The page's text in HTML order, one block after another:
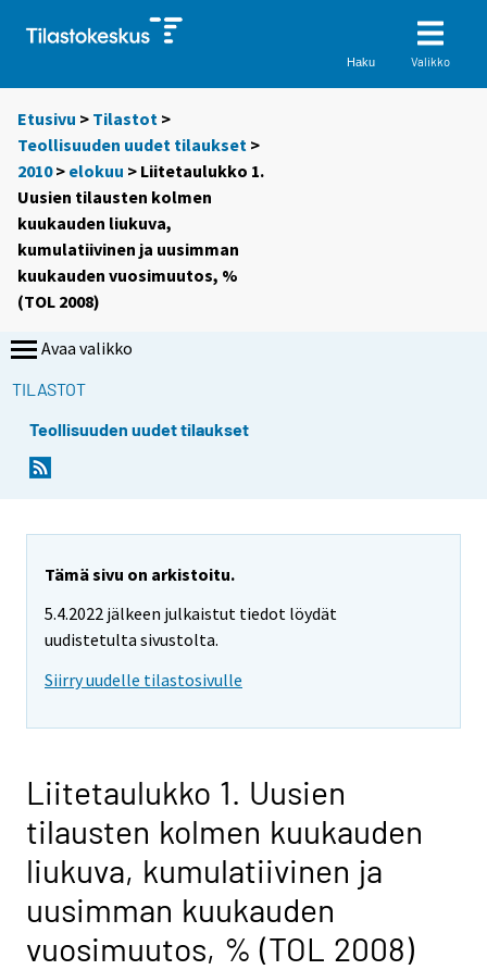
Haku Valikko
Etusivu > Tilastot >
Teollisuuden uudet tilaukset >
2010> elokuu > Liitetaulukko 1.
Uusien tilausten kolmen
kuukauden liukuva,
kumulatiivinen ja uusimman
kuukauden vuosimuutos, %
(TOL 2008)
Avaa valikko
TILASTOT
Teollisuuden uudet tilaukset
Tämä sivu on arkistoitu.
5.4.2022 jälkeen julkaistut tiedot löydät
uudistetulta sivustolta.
Siirry uudelle tilastosivulle
Liitetaulukko 1. Uusien
tilausten kolmen kuukauden
liukuva, kumulatiivinen ja
uusimman kuukauden
vuosimuutos, % (TOL 2008)